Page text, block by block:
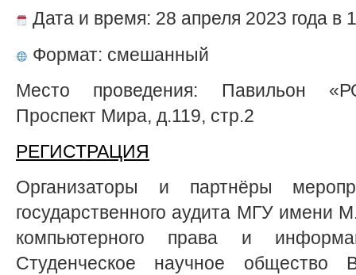
Дата и время: 28 апреля 2023 года в
Формат: смешанный
Место проведения: Павильон
Проспект Мира, д.119, стр.2
РЕГИСТРАЦИЯ
Организаторы и партнёры
государственного аудита МГУ имени
компьютерного права и
Студенческое научное